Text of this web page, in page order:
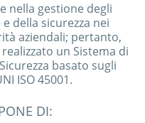
nella gestione degli
della sicurezza nei
aziendali; pertanto,
un Sistema di
basato sugli
ISO 45001.
DI: